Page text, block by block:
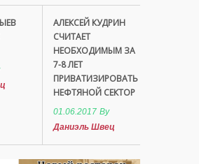
АЛЕКСЕЙ КУДРИН
СЧИТАЕТ
НЕОБХОДИМЫМ ЗА
7-8 ЛЕТ
ПРИВАТИЗИРОВАТЬ
НЕФТЯНОЙ СЕКТОР
01.06.2017 By
Даниэль Швец